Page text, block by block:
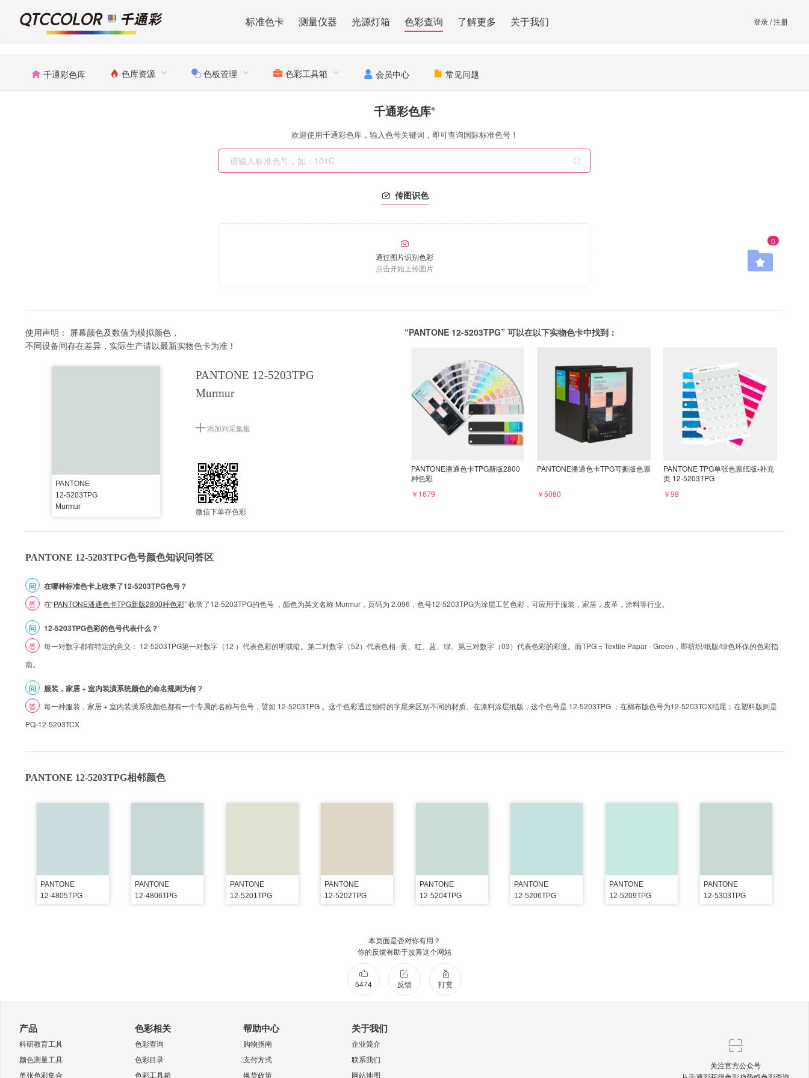
标准色卡 测量仪器 光源灯箱 色彩查询 了解更多 关于我们 登录/注册
千通彩色库 色库资源 色板管理 色彩工具箱 会员中心 常见问题
0
千通彩色库®
欢迎使用千通彩色库，输入色号关键词，即可查询国际标准色号！
传图识色
通过图片识别色彩
点击开始上传图片
使用声明： 屏幕颜色及数值为模拟颜色，
不同设备间存在差异，实际生产请以最新实物色卡为准！
PANTONE
12-5203TPG
Murmur
PANTONE 12-5203TPG
Murmur
添加到采集板
微信下单存色彩
“PANTONE 12-5203TPG” 可以在以下实物色卡中找到：
PANTONE潘通色卡TPG新版2800
种色彩
￥1679
PANTONE潘通色卡TPG可撕版色票
￥5080
PANTONE TPG单张色票纸版-补充
页 12-5203TPG
￥98
PANTONE 12-5203TPG色号颜色知识问答区
问 在哪种标准色卡上收录了12-5203TPG色号？
答 在“PANTONE潘通色卡TPG新版2800种色彩” 收录了12-5203TPG的色号 ，颜色为英文名称 Murmur，页码为 2.096，色号12-5203TPG为涂层工艺色彩，可应用于服装，家居，皮革，涂料等行业。
问 12-5203TPG色彩的色号代表什么？
答
每一对数字都有特定的意义： 12-5203TPG第一对数字（12 ）代表色彩的明或暗。第二对数字（52）代表色相--黄、红、蓝、绿。第三对数字（03）代表色彩的彩度。而TPG = Textile Papar - Green，即纺织/纸版/绿色环保的色彩指
南。
问 服装，家居 + 室内装潢系统颜色的命名规则为何？
答
每一种服装，家居 + 室内装潢系统颜色都有一个专属的名称与色号，譬如 12-5203TPG 。这个色彩透过独特的字尾来区别不同的材质。在漆料涂层纸版，这个色号是 12-5203TPG ；在棉布版色号为12-5203TCX结尾；在塑料版则是
PQ-12-5203TCX
PANTONE 12-5203TPG相邻颜色
PANTONE
12-4805TPG
PANTONE
12-4806TPG
PANTONE
12-5201TPG
PANTONE
12-5202TPG
PANTONE
12-5204TPG
PANTONE
12-5206TPG
PANTONE
12-5209TPG
PANTONE
12-5303TPG
本页面是否对你有用？
你的反馈有助于改善这个网站
5474 反馈 打赏
产品
科研教育工具
颜色测量工具
单张色彩集合
色彩相关
色彩查询
色彩目录
色彩工具箱
帮助中心
购物指南
支付方式
换货政策
关于我们
企业简介
联系我们
网站地图
关注官方公众号